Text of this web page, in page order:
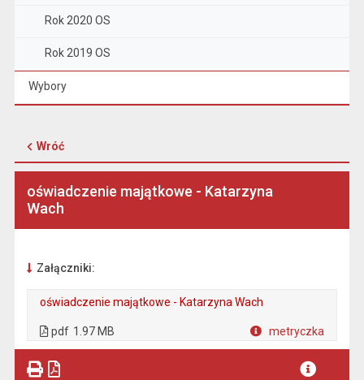
Rok 2020 OS
Rok 2019 OS
Wybory
Wróć
oświadczenie majątkowe - Katarzyna
Wach
Załączniki:
oświadczenie majątkowe - Katarzyna Wach
pdf 1.97 MB metryczka